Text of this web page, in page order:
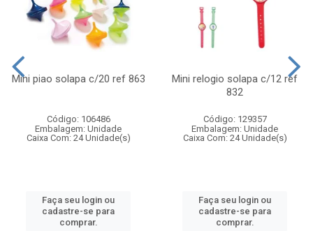
Mini piao solapa c/20 ref 863
Código: 106486
Embalagem: Unidade
Caixa Com: 24 Unidade(s)
Faça seu login ou
cadastre-se para
comprar.
Mini relogio solapa c/12 ref
832
Código: 129357
Embalagem: Unidade
Caixa Com: 24 Unidade(s)
Faça seu login ou
cadastre-se para
comprar.